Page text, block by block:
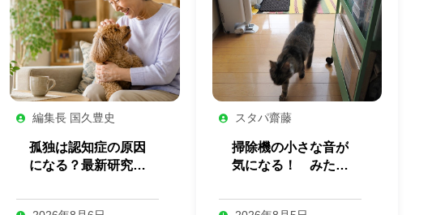
編集長 国久豊史
孤独は認知症の原因
になる？最新研究か
支える「つながり」
スタパ齋藤
掃除機の小さな音が
気になる！ みたま
調査